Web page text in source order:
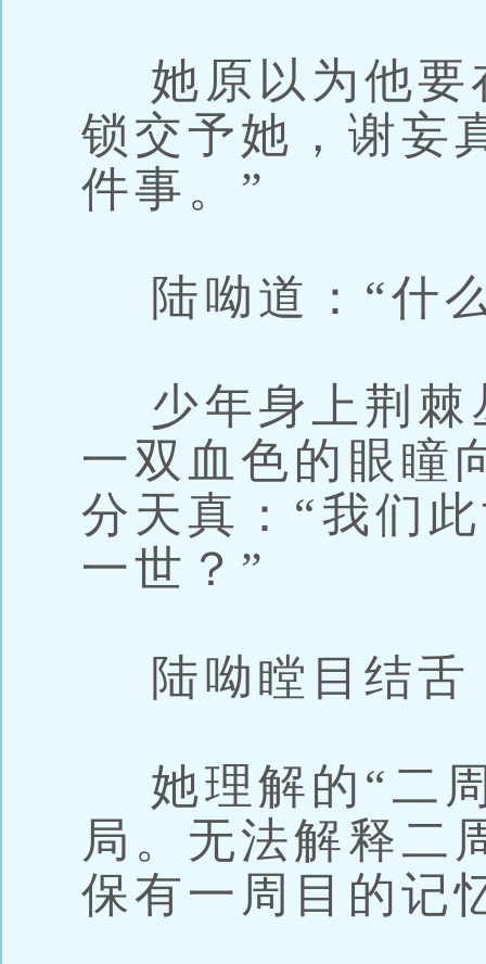
她原以为他要
锁交予她，谢妄
件事。”
陆呦道：“什
少年身上荆棘
一双血色的眼瞳
分天真：“我们
一世？”
陆呦瞠目结舌
她理解的“二
局。无法解释二
保有一周目的记